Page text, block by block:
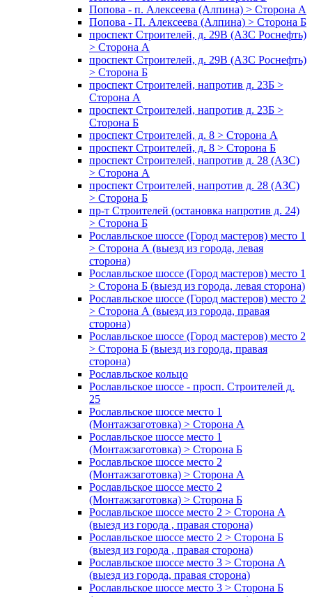
Попова - п. Алексеева (Алпина) > Сторона А
Попова - П. Алексеева (Алпина) > Сторона Б
проспект Строителей, д. 29В (АЗС Роснефть)
> Сторона А
проспект Строителей, д. 29В (АЗС Роснефть)
> Сторона Б
проспект Строителей, напротив д. 23Б >
Сторона А
проспект Строителей, напротив д. 23Б >
Сторона Б
проспект Строителей, д. 8 > Сторона А
проспект Строителей, д. 8 > Сторона Б
проспект Строителей, напротив д. 28 (АЗС)
> Сторона А
проспект Строителей, напротив д. 28 (АЗС)
> Сторона Б
пр-т Строителей (остановка напротив д. 24)
> Сторона Б
Рославльское шоссе (Город мастеров) место 1
> Сторона А (выезд из города, левая
сторона)
Рославльское шоссе (Город мастеров) место 1
> Сторона Б (выезд из города, левая сторона)
Рославльское шоссе (Город мастеров) место 2
> Сторона А (выезд из города, правая
сторона)
Рославльское шоссе (Город мастеров) место 2
> Сторона Б (выезд из города, правая
сторона)
Рославльское кольцо
Рославльское шоссе - просп. Строителей д.
25
Рославльское шоссе место 1
(Монтажзаготовка) > Сторона А
Рославльское шоссе место 1
(Монтажзаготовка) > Сторона Б
Рославльское шоссе место 2
(Монтажзаготовка) > Сторона А
Рославльское шоссе место 2
(Монтажзаготовка) > Сторона Б
Рославльское шоссе место 2 > Сторона А
(выезд из города , правая сторона)
Рославльское шоссе место 2 > Сторона Б
(выезд из города , правая сторона)
Рославльское шоссе место 3 > Сторона А
(выезд из города, правая сторона)
Рославльское шоссе место 3 > Сторона Б